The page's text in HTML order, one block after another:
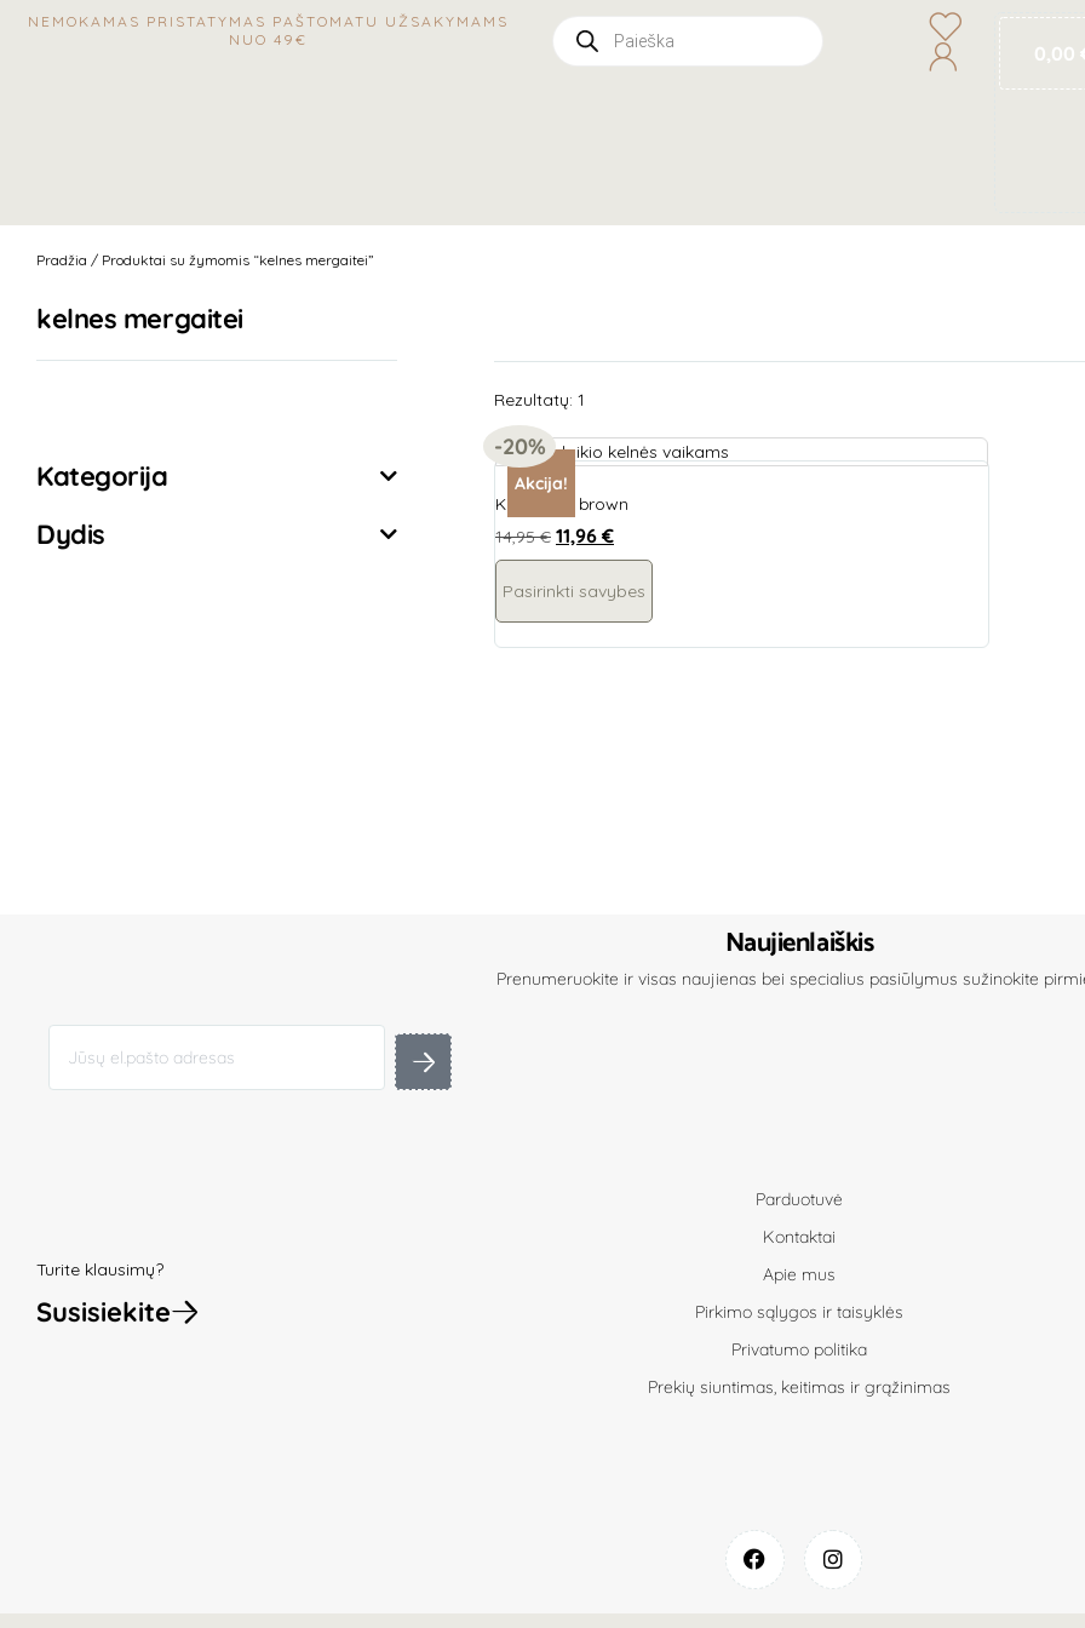
NEMOKAMAS PRISTATYMAS PAŠTOMATU UŽSAKYMAMS
NUO 49€
0,00
Pradžia / Produktai su žymomis “kelnes mergaitei”
kelnes mergaitei
Kategorija
Dydis
Rezultatų: 1
Akcija!
-20%
Kelnės, fur brown
14,95€ 11,96 €
Pasirinkti savybes
Naujienlaiškis
Prenumeruokite ir visas naujienas bei specialius pasiūlymus sužinokite
Turite klausimų?
Susisiekite
Parduotuvė
Kontaktai
Apie mus
Pirkimo sąlygos ir taisyklės
Privatumo politika
Prekių siuntimas, keitimas ir grąžinimas